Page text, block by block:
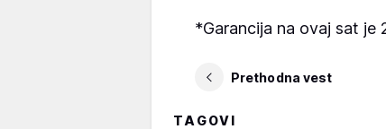
*Garancija na ovaj sat je
Prethodna vest
TAGOVI